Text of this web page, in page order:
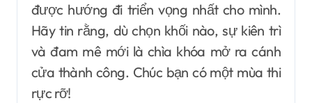
được hướng đi triển vọng nhất cho mình.
Hãy tin rằng, dù chọn khối nào, sự kiên trì
và đam mê mới là chìa khóa mở ra cánh
cửa thành công. Chúc bạn có một mùa thi
rực rỡ!